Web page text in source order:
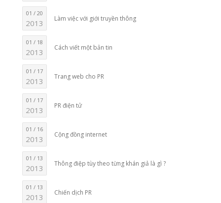
01 / 20
2013 Làm việc với giới truyền thông
01 / 18
2013 Cách viết một bản tin
01 / 17
2013 Trang web cho PR
01 / 17
2013 PR điện tử
01 / 16
2013 Cộng đồng internet
01 / 13
2013 Thông điệp tùy theo từng khán giả là gì ?
01 / 13
2013 Chiến dịch PR